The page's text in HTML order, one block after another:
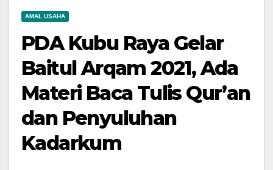
AMAL USAHA
PDA Kubu Raya Gelar
Baitul Arqam 2021, Ada
Materi Baca Tulis Qur’an
dan Penyuluhan
Kadarkum